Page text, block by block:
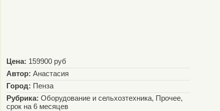
Цена: 159900 руб
Автор: Анастасия
Город: Пенза
Рубрика: Оборудование и сельхозтехника, Прочее,
срок на 6 месяцев